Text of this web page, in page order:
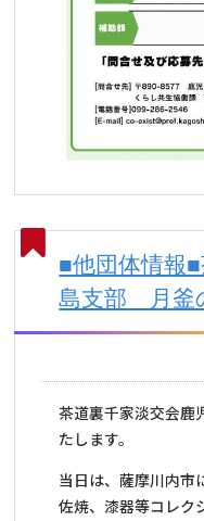
■他団体情報
島支部 月釜
茶道裏千家淡交会鹿
たします。
当日は、薩摩川内市
佐焼、漆器等コレク